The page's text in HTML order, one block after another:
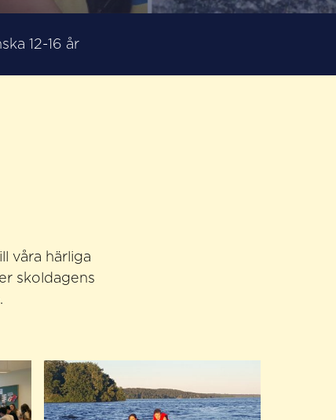
12-16 år
våra härliga
skoldagens